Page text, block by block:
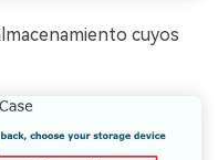
cuyos